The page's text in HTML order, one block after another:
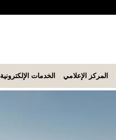
المركز الإعلامي الخدمات الإلكترونية